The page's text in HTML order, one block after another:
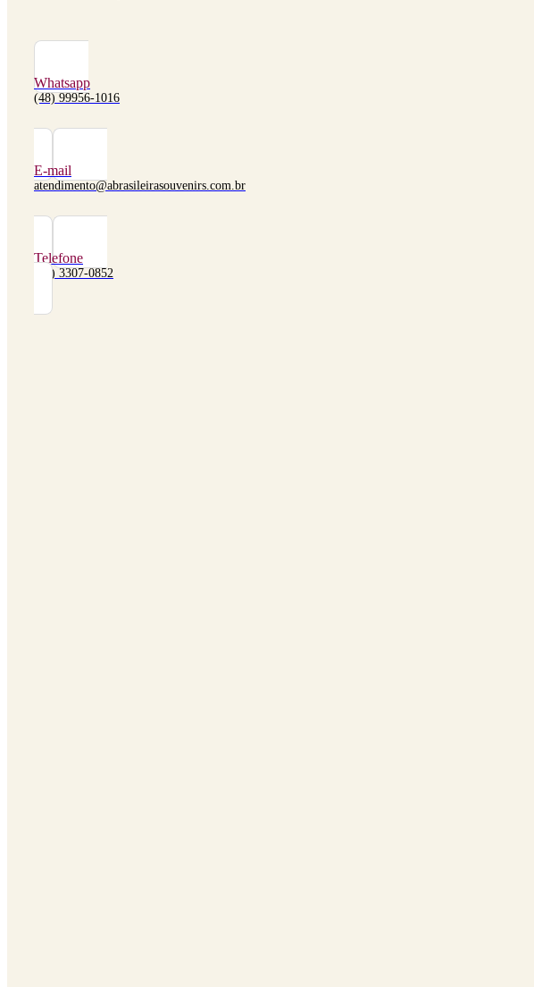
Whatsapp
(48) 99956-1016
E-mail
atendimento@abrasileirasouvenirs.com.br
Telefone
(48) 3307-0852